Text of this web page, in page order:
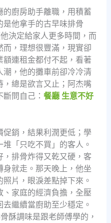
的廚房助手離職，用積蓄
他拿手的古早味排骨
決定給家人更多時間，而
，理想很豐滿，現實卻
連租金都付不起，看著
，他的攤車前卻冷冷清
總是欲言又止；阿杰嘴
問自己： 餐廳 生意不好
促銷，結果利潤更低；學
「只吃不買」的客人。
排骨炸得又乾又硬，客
就走。那天晚上，他坐
片，眼淚差點掉下來。
家庭的經濟負擔，全壓
繼續當廚助至少穩定。
酥調味是跟老師傅學的，